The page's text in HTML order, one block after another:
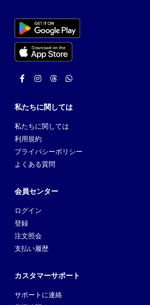
私たちに関しては
私たちに関しては
利用規約
プライバシーポリシー
よくある質問
会員センター
ログイン
登録
注文照会
支払い履歴
カスタマーサポート
サポートに連絡